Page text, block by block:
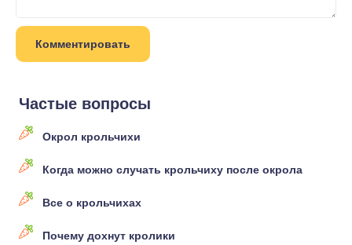
Частые вопросы
Окрол крольчихи
Когда можно случать крольчиху после окрола
Все о крольчихах
Почему дохнут кролики